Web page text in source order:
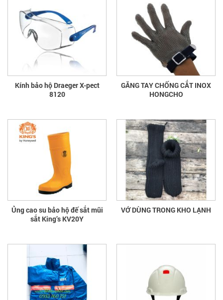
Kính bảo hộ Draeger X-pect
8120
GĂNG TAY CHỐNG CẮT INOX
HONGCHO
Ủng cao su bảo hộ đế sắt mũi
sắt King’s KV20Y
VỚ DÙNG TRONG KHO LẠNH